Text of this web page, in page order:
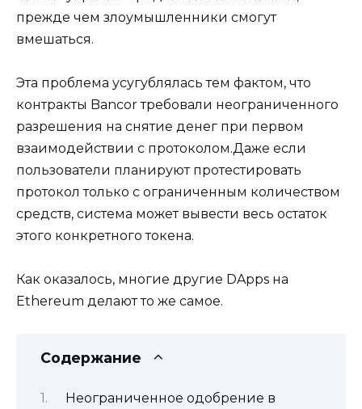
прежде чем злоумышленники смогут
вмешаться.
Эта проблема усугублялась тем фактом, что
контракты Bancor требовали неограниченного
разрешения на снятие денег при первом
взаимодействии с протоколом.Даже если
пользователи планируют протестировать
протокол только с ограниченным количеством
средств, система может вывести весь остаток
этого конкретного токена.
Как оказалось, многие другие DApps на
Ethereum делают то же самое.
Содержание
Неограниченное одобрение в